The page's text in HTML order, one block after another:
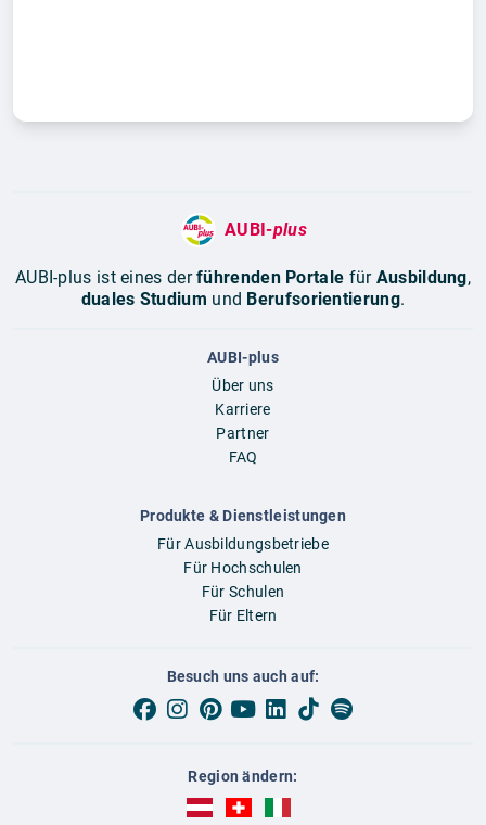
AUBI-plus
AUBI-plus ist eines derführenden Portale für Ausbildung,
duales Studium und Berufsorientierung.
AUBI-plus
Über uns
Karriere
Partner
FAQ
Produkte & Dienstleistungen
Für Ausbildungsbetriebe
Für Hochschulen
Für Schulen
Für Eltern
Besuch uns auch auf:
Region ändern:
AUBI-plus Österreich (deutsch)
AUBI-plus Schweiz (deutsch)
AUBI-plus Italien (deutsch)